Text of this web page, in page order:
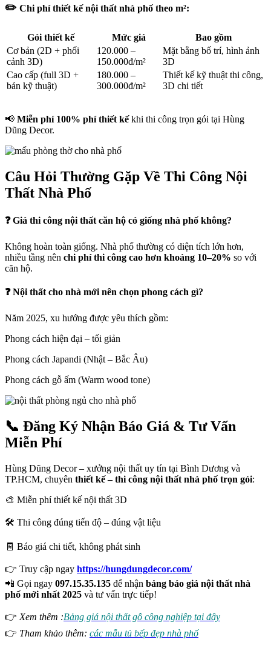
✏️ Chi phí thiết kế nội thất nhà phố theo m²:
Gói thiết kế Mức giá
Bao gồm
Cơ bản (2D + phối
cảnh 3D)
120.000 –
150.000đ/m²
Mặt bằng bố trí, hình ảnh
3D
Cao cấp (full 3D +
bản kỹ thuật)
180.000 –
300.000đ/m²
Thiết kế kỹ thuật thi công,
3D chi tiết
📢 Miễn phí 100% phí thiết kếkhi thi công trọn gói tại Hùng
Dũng Decor.
Câu Hỏi Thường Gặp Về Thi Công Nội
Thất Nhà Phố
❓Giá thi công nội thất căn hộ có giống nhà phố không?
Không hoàn toàn giống. Nhà phố thường có diện tích lớn hơn,
nhiều tầng nên chi phí thi công cao hơn khoảng 10–20% so với
căn hộ.
❓Nội thất cho nhà mới nên chọn phong cách gì?
Năm 2025, xu hướng được yêu thích gồm:
Phong cách hiện đại – tối giản
Phong cách Japandi (Nhật – Bắc Âu)
Phong cách gỗ ấm (Warm wood tone)
📞 Đăng Ký Nhận Báo Giá & Tư Vấn
Miễn Phí
Hùng Dũng Decor – xưởng nội thất uy tín tại Bình Dương và
TP.HCM, chuyên thiết kế – thi công nội thất nhà phố trọn gói:
🎨 Miễn phí thiết kế nội thất 3D
🛠️ Thi công đúng tiến độ – đúng vật liệu
🧾 Báo giá chi tiết, không phát sinh
👉 Truy cập ngay https://hungdungdecor.com/
📲 Gọi ngay 097.15.35.135 để nhận bảng báo giá nội thất nhà
phố mới nhất 2025 và tư vấn trực tiếp!
👉 Xem thêm :Bảng giá nội thất gỗ công nghiệp tại đây
👉 Tham khảo thêm: các mẫu tủ bếp đẹp nhà phố